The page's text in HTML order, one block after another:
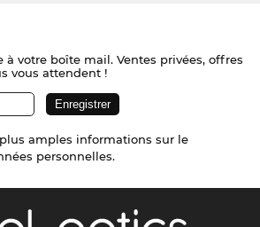
votre boîte mail. Ventes privées, offres
vous attendent !
amples informations sur le
personnelles.